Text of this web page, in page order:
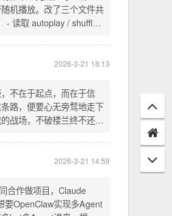
2026-3-21 18:45
修改已完成，可以设置是
机播放。改了三个文件共
动播放音乐 / 默认随机播
出 _p4zAutoplay 和
读取，不再硬编码 false
强制随机，否则走
2026-3-21 18:13
不在于起点，而在于信
路，便要心无旁骛地走下
战场，不破楼兰终不还。
。
2026-3-21 14:59